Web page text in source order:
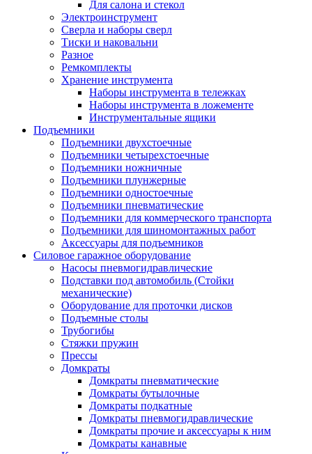
Для салона и стекол
Электроинструмент
Сверла и наборы сверл
Тиски и наковальни
Разное
Ремкомплекты
Хранение инструмента
Наборы инструмента в тележках
Наборы инструмента в ложементе
Инструментальные ящики
Подъемники
Подъемники двухстоечные
Подъемники четырехстоечные
Подъемники ножничные
Подъемники плунжерные
Подъемники одностоечные
Подъемники пневматические
Подъемники для коммерческого транспорта
Подъемники для шиномонтажных работ
Аксессуары для подъемников
Силовое гаражное оборудование
Насосы пневмогидравлические
Подставки под автомобиль (Стойки
механические)
Оборудование для проточки дисков
Подъемные столы
Трубогибы
Стяжки пружин
Прессы
Домкраты
Домкраты пневматические
Домкраты бутылочные
Домкраты подкатные
Домкраты пневмогидравлические
Домкраты прочие и аксессуары к ним
Домкраты канавные